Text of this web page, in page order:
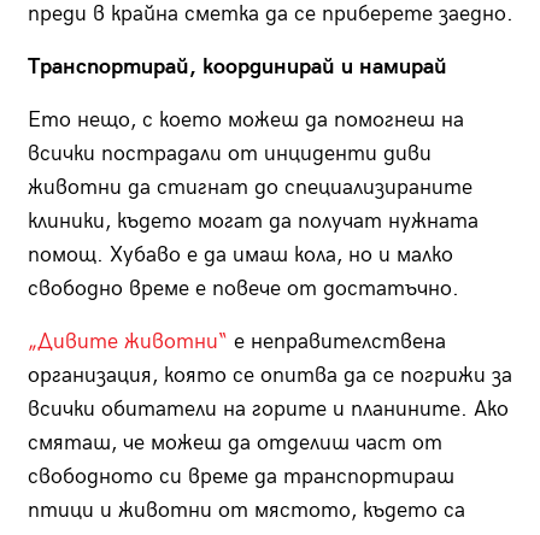
преди в крайна сметка да се приберете заедно.
Транспортирай, координирай и намирай
Ето нещо, с което можеш да помогнеш на
всички пострадали от инциденти диви
животни да стигнат до специализираните
клиники, където могат да получат нужната
помощ. Хубаво е да имаш кола, но и малко
свободно време е повече от достатъчно.
„Дивите животни“ е неправителствена
организация, която се опитва да се погрижи за
всички обитатели на горите и планините. Ако
смяташ, че можеш да отделиш част от
свободното си време да транспортираш
птици и животни от мястото, където са